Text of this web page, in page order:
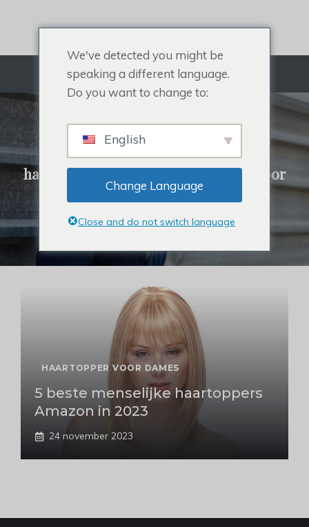
Menu
REHAIR SYSTEEM
Alles over toupetje voor heren,
haartopper voor dames, haarstukje voor
beroemdheden en haaruitval.
Klik om haarsystemen te kopen
HAARTOPPER VOOR DAMES
5 beste menselijke haartoppers
Amazon in 2023
24 november 2023
We've detected you might be
speaking a different language.
Do you want to change to:
English
Change Language
Close and do not switch language